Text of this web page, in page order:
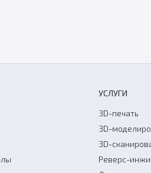
УСЛУГИ
3D-печать
3D-
3D-
Реверс-